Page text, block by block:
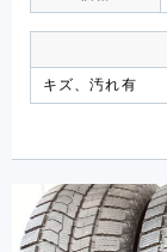
キズ、汚れ有